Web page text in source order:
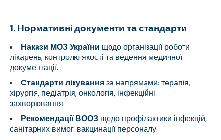
1. Нормативні документи та стандарти
Накази МОЗ України щодо організації роботи
лікарень, контролю якості та ведення медичної
документації.
Стандарти лікуванняза напрямами: терапія,
хірургія, педіатрія, онкологія, інфекційні
захворювання.
Рекомендації ВООЗ щодо профілактики інфекцій,
санітарних вимог, вакцинації персоналу.